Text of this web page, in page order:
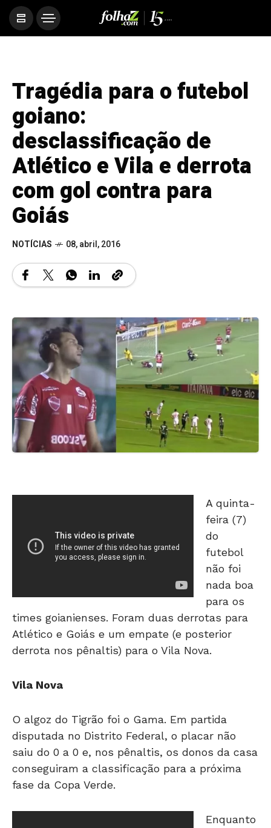
Tragédia para o futebol
goiano:
desclassificação de
Atlético e Vila e derrota
com gol contra para
Goiás
NOTÍCIAS 08, abril, 2016
A quinta-
feira (7)
do
futebol
não foi
nada boa
para os
times goianienses. Foram duas derrotas para
Atlético e Goiás e um empate (e posterior
derrota nos pênaltis) para o Vila Nova.
Vila Nova
O algoz do Tigrão foi o Gama. Em partida
disputada no Distrito Federal, o placar não
saiu do 0 a 0 e, nos pênaltis, os donos da casa
conseguiram a classificação para a próxima
fase da Copa Verde.
Enquanto